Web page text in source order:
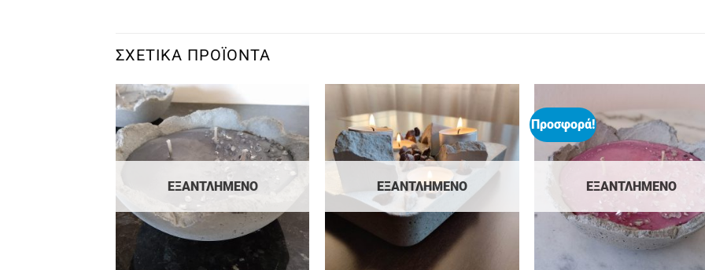
ΣΧΕΤΙΚΆ ΠΡΟΪΌΝΤΑ
ΕΞΑΝΤΛΗΜΈΝΟ ΕΞΑΝΤΛΗΜΈΝΟ
Προσφορά!
ΕΞΑΝΤΛΗΜΈΝΟ